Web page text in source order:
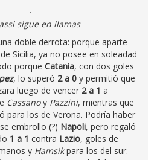
sigue en llamas
doble derrota: porque aparte
Sicilia, ya no posee en soleadad
porque Catania, con dos goles
, lo superó 2 a 0 y permitió que
luego de vencer 2 a 1 a
Cassanoy Pazzini, mientras que
para los de Verona. Podría haber
embrollo (?) Napoli, pero regaló
1 a 1 contra Lazio, goles de
y Hamsikpara los del sur.